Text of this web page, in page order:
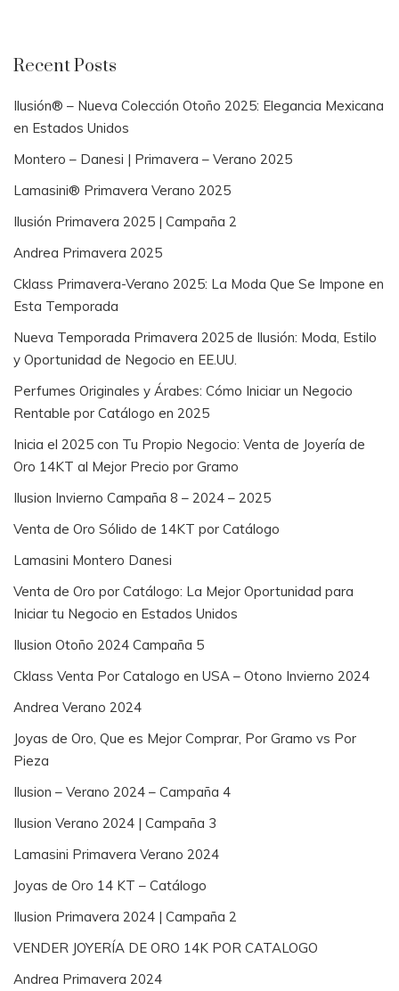
Recent Posts
Ilusión® – Nueva Colección Otoño 2025: Elegancia Mexicana
en Estados Unidos
Montero – Danesi | Primavera – Verano 2025
Lamasini® Primavera Verano 2025
Ilusión Primavera 2025 | Campaña 2
Andrea Primavera 2025
Cklass Primavera-Verano 2025: La Moda Que Se Impone en
Esta Temporada
Nueva Temporada Primavera 2025 de Ilusión: Moda, Estilo
y Oportunidad de Negocio en EE.UU.
Perfumes Originales y Árabes: Cómo Iniciar un Negocio
Rentable por Catálogo en 2025
Inicia el 2025 con Tu Propio Negocio: Venta de Joyería de
Oro 14KT al Mejor Precio por Gramo
Ilusion Invierno Campaña 8 – 2024 – 2025
Venta de Oro Sólido de 14KT por Catálogo
Lamasini Montero Danesi
Venta de Oro por Catálogo: La Mejor Oportunidad para
Iniciar tu Negocio en Estados Unidos
Ilusion Otoño 2024 Campaña 5
Cklass Venta Por Catalogo en USA – Otono Invierno 2024
Andrea Verano 2024
Joyas de Oro, Que es Mejor Comprar, Por Gramo vs Por
Pieza
Ilusion – Verano 2024 – Campaña 4
Ilusion Verano 2024 | Campaña 3
Lamasini Primavera Verano 2024
Joyas de Oro 14 KT – Catálogo
Ilusion Primavera 2024 | Campaña 2
VENDER JOYERÍA DE ORO 14K POR CATALOGO
Andrea Primavera 2024